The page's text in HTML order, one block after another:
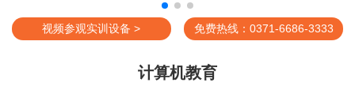
视频参观实训设备 > 免费热线：0371-6686-3333
计算机教育